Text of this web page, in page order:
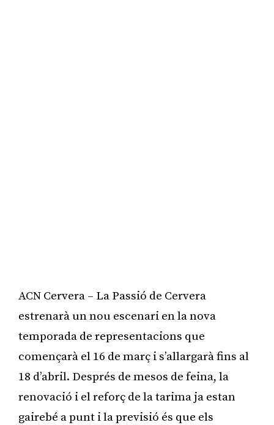
ACN Cervera – La Passió de Cervera
estrenarà un nou escenari en la nova
temporada de representacions que
començarà el 16 de març i s’allargarà fins al
18 d’abril. Després de mesos de feina, la
renovació i el reforç de la tarima ja estan
gairebé a punt i la previsió és que els